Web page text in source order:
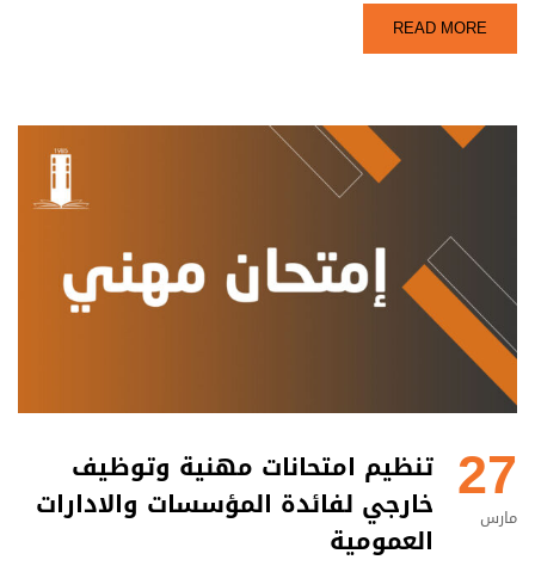
READ MORE
27
مارس
تنظيم امتحانات مهنية وتوظيف
خارجي لفائدة المؤسسات والادارات
العمومية